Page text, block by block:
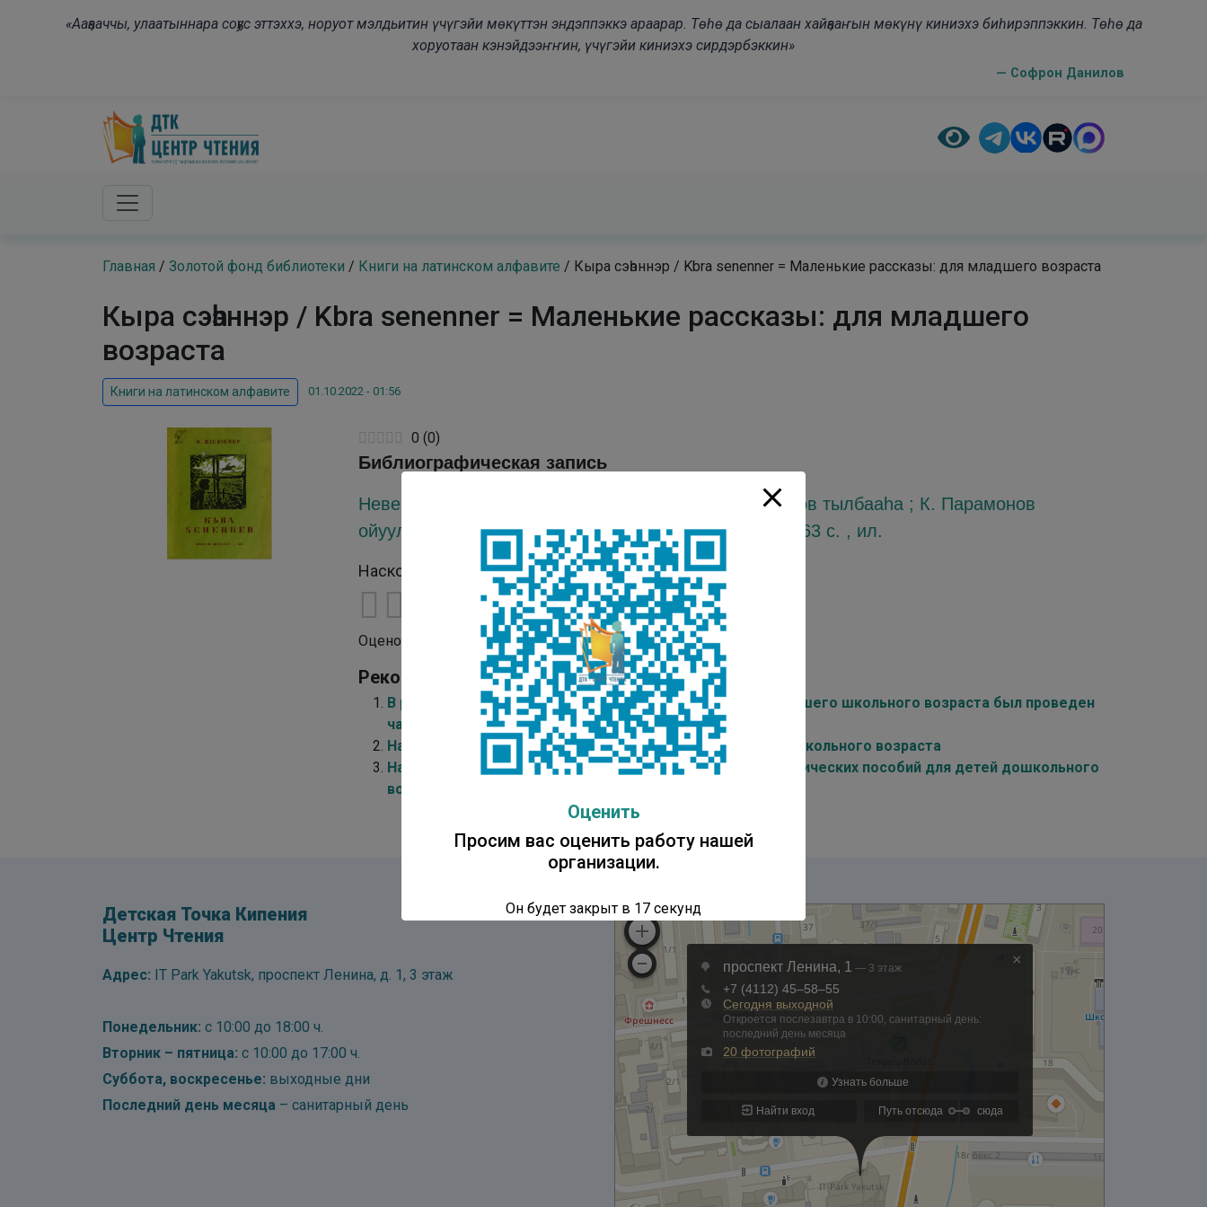
«Ааҕааччы, улаатыннара соҕус эттэххэ, норуот мэлдьитин үчүгэйи мөкүттэн эндэппэккэ араарар. Төһө да сыалаан хайҕааҥын мөкүнү киниэхэ биһирэппэккин. Төһө да
хоруотаан кэнэйдээҥҥин, үчүгэйи киниэхэ сирдэрбэккин»
— Софрон Данилов
Главная / Золотой фонд библиотеки / Книги на латинском алфавите / Кыра сэһэннэр / Kbra senenner = Маленькие рассказы: для младшего возраста
Кыра сэһэннэр / Kbra senenner = Маленькие рассказы: для младшего
возраста
Книги на латинском алфавите 01.10.2022 - 01:56
0 (0)
Библиографическая запись
Неверов, А. Кыра сэһэннэр / А. Неверов ; Е. Корнилов тылбааһа ; К. Парамонов
ойуулара. – Москва ; Ленинград : Детиздат, 1936. – 63 с. , ил.
Насколько вам понравилась публикация?
Оценок пока нет. Поставьте оценку первым.
Рекомендуем:
В рамках проекта «80 уроков Победы» для учеников младшего школьного возраста был проведен
час-реквием «Сталинград – город-герой»
Национальная коллекция развивающих игр для детей дошкольного возраста
Национальная коллекция развивающих программ и методических пособий для детей дошкольного
возраста
Детская Точка Кипения
Центр Чтения
Адрес: IT Park Yakutsk, проспект Ленина, д. 1, 3 этаж
Понедельник: с 10:00 до 18:00 ч.
Вторник – пятница: с 10:00 до 17:00 ч.
Суббота, воскресенье: выходные дни
Последний день месяца – санитарный день
Оценить
Просим вас оценить работу нашей
организации.
Он будет закрыт в 16 секунд